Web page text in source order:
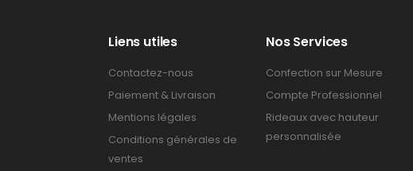
Liens utiles
Contactez-nous
Paiement & Livraison
Mentions légales
Conditions générales de
ventes
Nos Services
Confection sur Mesure
Compte Professionnel
Rideaux avec hauteur
personnalisée